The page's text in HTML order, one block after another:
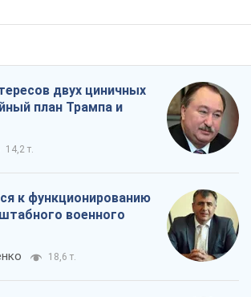
двух циничных
план Трампа и
14,2 т.
к функционированию
военного
18,6 т.